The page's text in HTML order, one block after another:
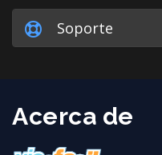
Soporte
Acerca de